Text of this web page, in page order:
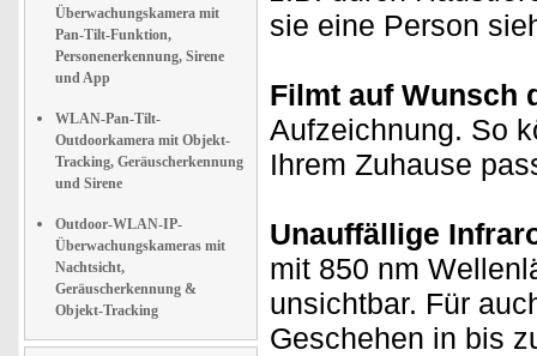
Überwachungskamera mit
Pan-Tilt-Funktion,
Personenerkennung, Sirene
und App
WLAN-Pan-Tilt-
Outdoorkamera mit Objekt-
Tracking, Geräuscherkennung
und Sirene
Outdoor-WLAN-IP-
Überwachungskameras mit
Nachtsicht,
Geräuscherkennung &
Objekt-Tracking
sie eine Person
Filmt auf Wunsch
Aufzeichnung. So
Ihrem Zuhause
Unauffällige
mit 850 nm
unsichtbar. Für
Geschehen in bis